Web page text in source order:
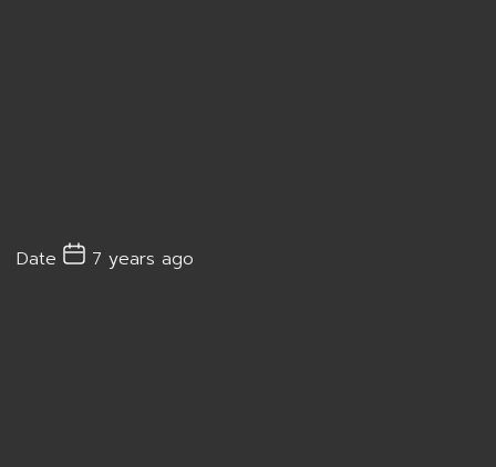
Date 7 years ago